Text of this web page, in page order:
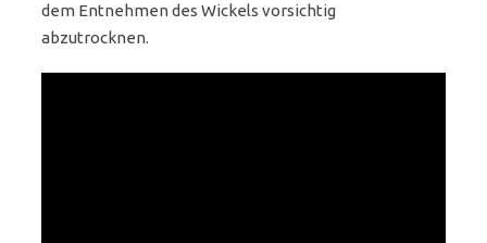
dem Entnehmen des Wickels vorsichtig
abzutrocknen.